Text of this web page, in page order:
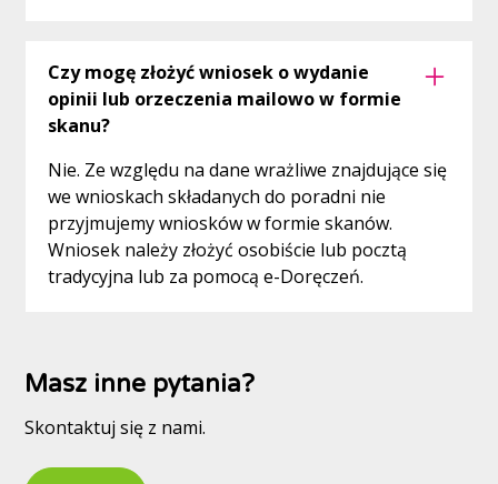
Czy mogę złożyć wniosek o wydanie
opinii lub orzeczenia mailowo w formie
skanu?
Nie. Ze względu na dane wrażliwe znajdujące się
we wnioskach składanych do poradni nie
przyjmujemy wniosków w formie skanów.
Wniosek należy złożyć osobiście lub pocztą
tradycyjna lub za pomocą e-Doręczeń.
Masz inne pytania?
Skontaktuj się z nami.